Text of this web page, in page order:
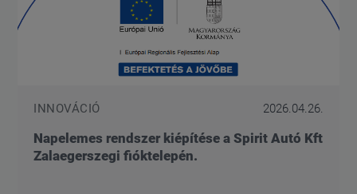
INNOVÁCIÓ 2026.04.26.
Napelemes rendszer kiépítése a Spirit Autó Kft
Zalaegerszegi fióktelepén.